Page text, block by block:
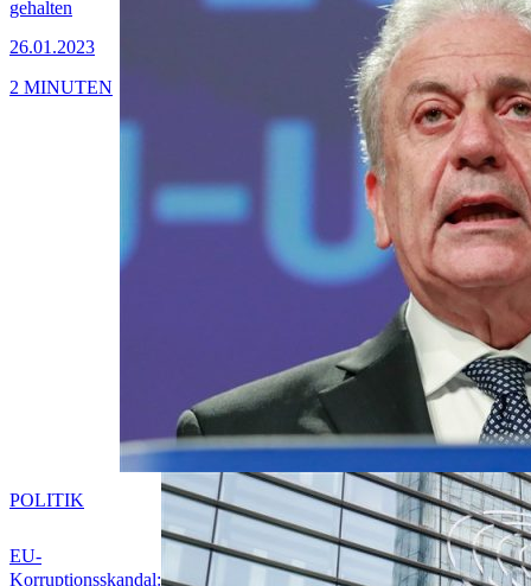
gehalten
26.01.2023
2 MINUTEN
EU-
Korruptionsskandal:
POLITIK